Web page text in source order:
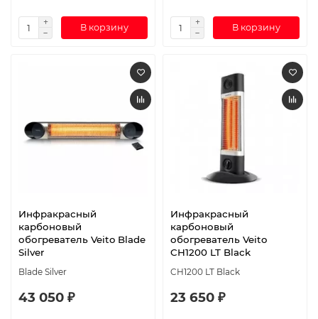
В корзину В корзину
Инфракрасный
карбоновый
обогреватель Veito Blade
Silver
Blade Silver
43 050 ₽
Инфракрасный
карбоновый
обогреватель Veito
CH1200 LT Black
CH1200 LT Black
23 650 ₽